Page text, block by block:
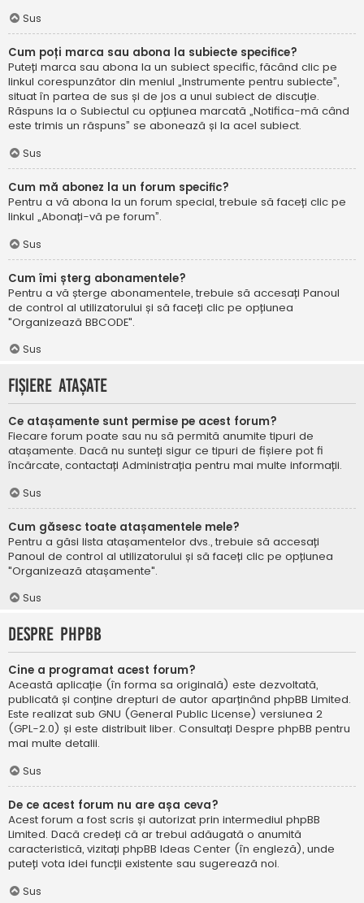
Sus
Cum poți marca sau abona la subiecte specifice?
Puteți marca sau abona la un subiect specific, făcând clic pe
linkul corespunzător din meniul „Instrumente pentru subiecte”,
situat în partea de sus și de jos a unui subiect de discuție.
Răspuns la o Subiectul cu opțiunea marcată „Notifica-mă când
este trimis un răspuns” se abonează și la acel subiect.
Sus
Cum mă abonez la un forum specific?
Pentru a vă abona la un forum special, trebuie să faceți clic pe
linkul „Abonați-vă pe forum”.
Sus
Cum îmi șterg abonamentele?
Pentru a vă șterge abonamentele, trebuie să accesați Panoul
de control al utilizatorului și să faceți clic pe opțiunea
"Organizează BBCODE".
Sus
Fișiere atașate
Ce atașamente sunt permise pe acest forum?
Fiecare forum poate sau nu să permită anumite tipuri de
atașamente. Dacă nu sunteți sigur ce tipuri de fișiere pot fi
încărcate, contactați Administrația pentru mai multe informații.
Sus
Cum găsesc toate atașamentele mele?
Pentru a găsi lista atașamentelor dvs., trebuie să accesați
Panoul de control al utilizatorului și să faceți clic pe opțiunea
"Organizează atașamente".
Sus
Despre phpBB
Cine a programat acest forum?
Această aplicație (în forma sa originală) este dezvoltată,
publicată și conține drepturi de autor aparținând phpBB Limited.
Este realizat sub GNU (General Public License) versiunea 2
(GPL-2.0) și este distribuit liber. Consultați Despre phpBB pentru
mai multe detalii.
Sus
De ce acest forum nu are așa ceva?
Acest forum a fost scris și autorizat prin intermediul phpBB
Limited. Dacă credeți că ar trebui adăugată o anumită
caracteristică, vizitați phpBB Ideas Center (în engleză), unde
puteți vota idei funcții existente sau sugerează noi.
Sus